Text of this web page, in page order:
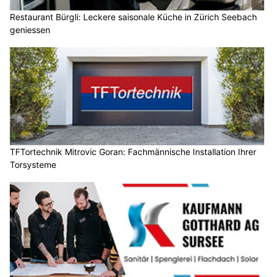
Restaurant Bürgli: Leckere saisonale Küche in Zürich Seebach
geniessen
TFTortechnik Mitrovic Goran: Fachmännische Installation Ihrer
Torsysteme